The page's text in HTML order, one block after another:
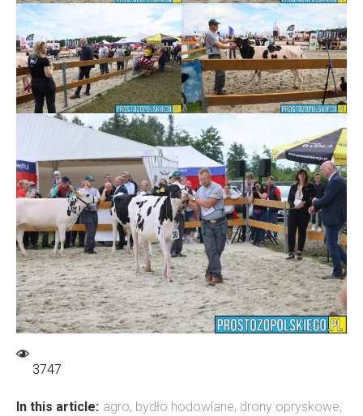
3747
In this article: agro, bydło hodowlane, drony opryskowe,